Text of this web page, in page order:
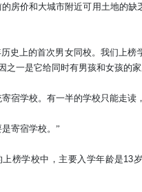
房价和大城市附近可用土地的缺
史上的首次男女同校。我们上榜
一是它给同时有男孩和女孩的家
宿学校。有一半的学校只能走读
寄宿学校。 ”
榜学校中，主要入学年龄是13